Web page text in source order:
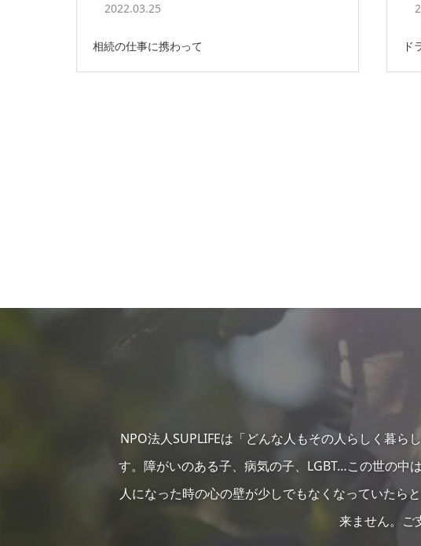
2022.03.25
相続の仕事に携わって ド
NPO法人SUPLIFEは「どんな人もその人らしく暮
す。障がいのある子、病気の子、LGBT…この世の中
人になった時の心の壁が少しでもなくなっていたら
来ません。ご